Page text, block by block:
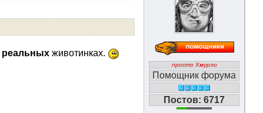
реальных животинках.
просто Хмурло
Помощник форума
Постов: 6717